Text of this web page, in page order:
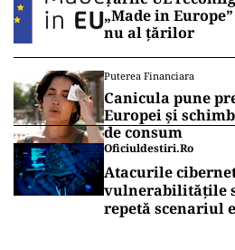
„Made in
nu al țărilor
Puterea Financiara
Canicula pune
Europei și
de consum
Oficiuldestiri.ro
Atacurile
vulnerabilitățile
repetă scenariul